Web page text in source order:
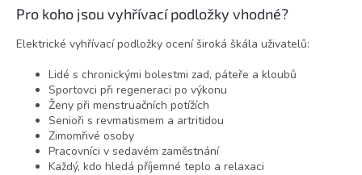
Pro koho jsou vyhřívací podložky vhodné?
Elektrické vyhřívací podložky ocení široká škála uživatelů:
Lidé s chronickými bolestmi zad, páteře a kloubů
Sportovci při regeneraci po výkonu
Ženy při menstruačních potížích
Senioři s revmatismem a artritidou
Zimomřivé osoby
Pracovníci v sedavém zaměstnání
Každý, kdo hledá příjemné teplo a relaxaci